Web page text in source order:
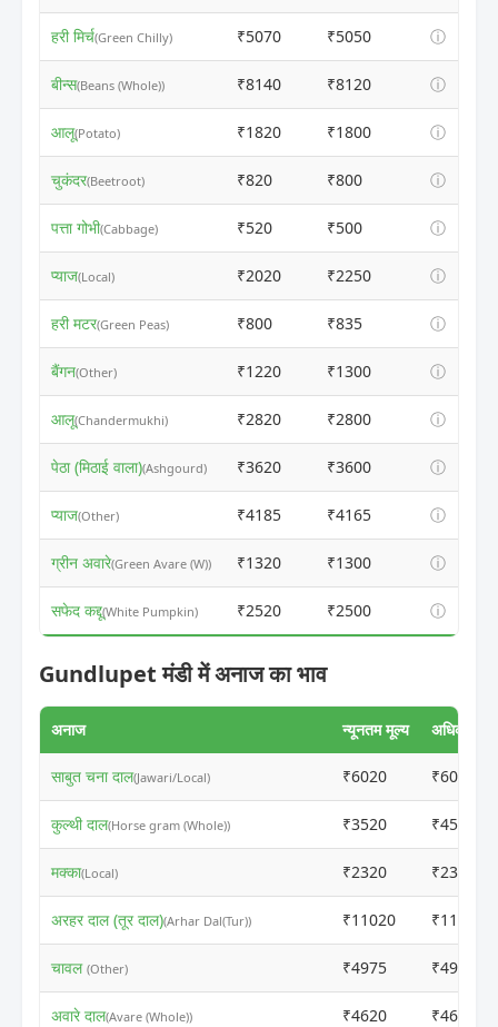
हरी मिर्च(Green Chilly) ₹5070 ₹5050 ⓘ
बीन्स(Beans (Whole)) ₹8140 ₹8120 ⓘ
आलू(Potato) ₹1820 ₹1800 ⓘ
चुकंदर(Beetroot) ₹820 ₹800 ⓘ
पत्ता गोभी(Cabbage) ₹520 ₹500 ⓘ
प्याज(Local) ₹2020 ₹2250 ⓘ
हरी मटर(Green Peas) ₹800 ₹835 ⓘ
बैंगन(Other) ₹1220 ₹1300 ⓘ
आलू(Chandermukhi) ₹2820 ₹2800 ⓘ
पेठा (मिठाई वाला)(Ashgourd) ₹3620 ₹3600 ⓘ
प्याज(Other) ₹4185 ₹4165 ⓘ
ग्रीन अवारे(Green Avare (W)) ₹1320 ₹1300 ⓘ
सफेद कद्दू(White Pumpkin) ₹2520 ₹2500 ⓘ
Gundlupet मंडी में अनाज का भाव
अनाज न्यूनतम मूल्य अधिकतम
साबुत चना दाल(Jawari/Local) ₹6020 ₹6000
कुल्थी दाल(Horse gram (Whole)) ₹3520 ₹4500
मक्का(Local) ₹2320 ₹2300
अरहर दाल (तूर दाल)(Arhar Dal(Tur)) ₹11020 ₹11000
चावल (Other) ₹4975 ₹4955
अवारे दाल(Avare (Whole)) ₹4620 ₹4600